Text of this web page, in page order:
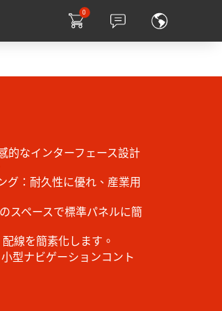
0
的なインターフェース設計
グ：耐久性に優れ、産業用
スペースで標準パネルに簡
線を簡素化します。
型ナビゲーションコント